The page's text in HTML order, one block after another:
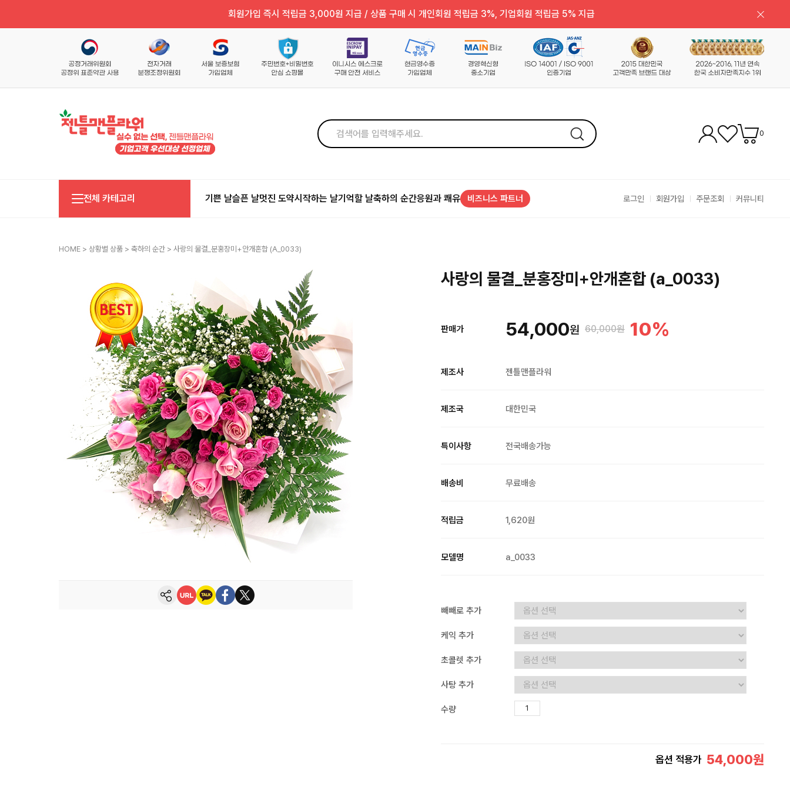
회원가입 즉시 적립금 3,000원 지급 / 상품 구매 시 개인회원 적립금 3%, 기업회원 적립금 5% 지급
0
전체 카테고리 기쁜 날슬픈 날멋진 도약시작하는 날기억할 날축하의 순간응원과 쾌유 비즈니스 파트너 로그인 회원가입 주문조회 커뮤니티
HOME > 상황별 상품 > 축하의 순간 > 사랑의 물결_분홍장미+안개혼합 (a_0033)
사랑의 물결_분홍장미+안개혼합 (a_0033)
판매가 54,000원 60,000원 10%
제조사 젠틀맨플라워
제조국 대한민국
특이사항 전국배송가능
배송비 무료배송
적립금 1,620원
모델명 a_0033
빼빼로 추가
케익 추가
초콜렛 추가
사탕 추가
수량
옵션 적용가 54,000원